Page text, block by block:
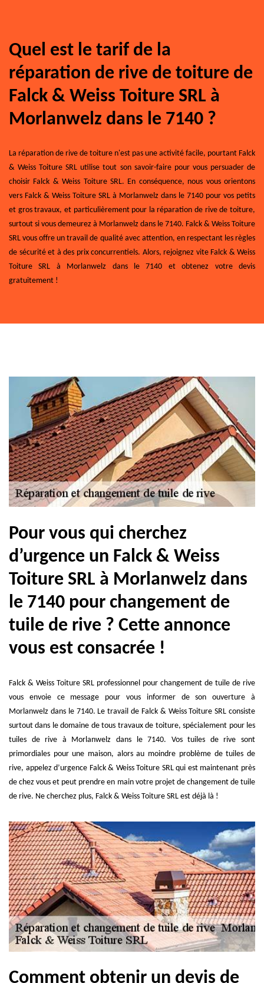
Quel est le tarif de la
réparation de rive de toiture de
Falck & Weiss Toiture SRL à
Morlanwelz dans le 7140 ?
La réparation de rive de toiture n'est pas une activité facile, pourtant Falck
& Weiss Toiture SRL utilise tout son savoir-faire pour vous persuader de
choisir Falck & Weiss Toiture SRL. En conséquence, nous vous orientons
vers Falck & Weiss Toiture SRL à Morlanwelz dans le 7140 pour vos petits
et gros travaux, et particulièrement pour la réparation de rive de toiture,
surtout si vous demeurez à Morlanwelz dans le 7140. Falck & Weiss Toiture
SRL vous offre un travail de qualité avec attention, en respectant les règles
de sécurité et à des prix concurrentiels. Alors, rejoignez vite Falck & Weiss
Toiture SRL à Morlanwelz dans le 7140 et obtenez votre devis
gratuitement !
Pour vous qui cherchez
d’urgence un Falck & Weiss
Toiture SRL à Morlanwelz dans
le 7140 pour changement de
tuile de rive ? Cette annonce
vous est consacrée !
Falck & Weiss Toiture SRL professionnel pour changement de tuile de rive
vous envoie ce message pour vous informer de son ouverture à
Morlanwelz dans le 7140. Le travail de Falck & Weiss Toiture SRL consiste
surtout dans le domaine de tous travaux de toiture, spécialement pour les
tuiles de rive à Morlanwelz dans le 7140. Vos tuiles de rive sont
primordiales pour une maison, alors au moindre problème de tuiles de
rive, appelez d’urgence Falck & Weiss Toiture SRL qui est maintenant près
de chez vous et peut prendre en main votre projet de changement de tuile
de rive. Ne cherchez plus, Falck & Weiss Toiture SRL est déjà là !
Comment obtenir un devis de